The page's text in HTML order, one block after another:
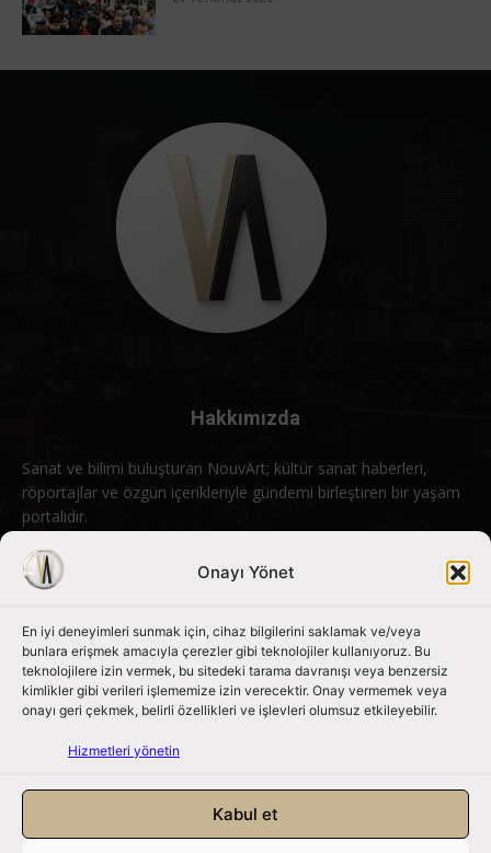
Onayı Yönet
En iyi deneyimleri sunmak için, cihaz bilgilerini saklamak ve/veya
bunlara erişmek amacıyla çerezler gibi teknolojiler kullanıyoruz. Bu
teknolojilere izin vermek, bu sitedeki tarama davranışı veya benzersiz
kimlikler gibi verileri işlememize izin verecektir. Onay vermemek veya
onayı geri çekmek, belirli özellikleri ve işlevleri olumsuz etkileyebilir.
Hizmetleri yönetin
Kabul et
Hakkımızda
Sanat ve bilimi buluşturan NouvArt; kültür sanat haberleri,
röportajlar ve özgün içerikleriyle gündemi birleştiren bir yaşam
portalıdır.
Bizimle iletişime geçin: info@nouvart.net
Bizi Takip Edin